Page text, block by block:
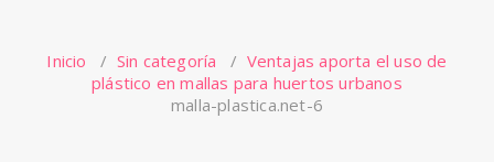
Inicio / Sin categoría / Ventajas aporta el uso de
plástico en mallas para huertos urbanos
malla-plastica.net-6